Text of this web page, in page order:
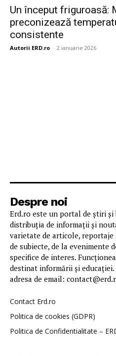
Un început friguroasă:
preconizează
consistente
Autorii ERD.ro - 2 ianuarie 2026
Despre noi
Erd.ro este un portal de știri
distribuția de informații și
varietate de articole, reportaje
de subiecte, de la evenimente
specifice de interes.
destinat informării și
adresa de email:
Contact Erd.ro
Politica de cookies (GDPR)
Politica de Confidentialitate –